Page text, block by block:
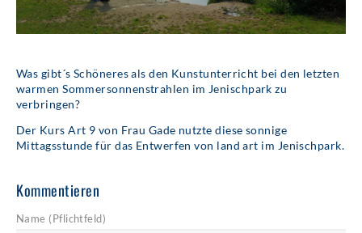
Was gibt´s Schöneres als den Kunstunterricht bei den letzten
warmen Sommersonnenstrahlen im Jenischpark zu
verbringen?
Der Kurs Art 9 von Frau Gade nutzte diese sonnige
Mittagsstunde für das Entwerfen von land art im Jenischpark.
Kommentieren
Name (Pflichtfeld)